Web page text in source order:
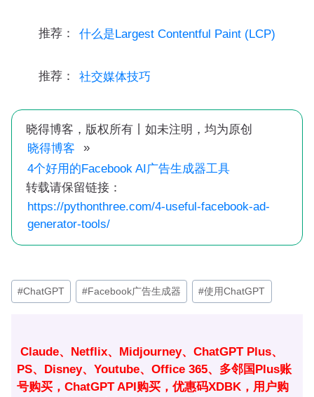
推荐： 什么是Largest Contentful Paint (LCP)
推荐： 社交媒体技巧
晓得博客，版权所有丨如未注明，均为原创
晓得博客
»
4个好用的Facebook AI广告生成器工具
转载请保留链接：
https://pythonthree.com/4-useful-facebook-ad-
generator-tools/
文
章
#ChatGPT #Facebook广告生成器 #使用ChatGPT
Claude、Netflix、Midjourney、ChatGPT Plus、
PS、Disney、Youtube、Office 365、多邻国Plus账
号购买，ChatGPT API购买，优惠码XDBK，用户购